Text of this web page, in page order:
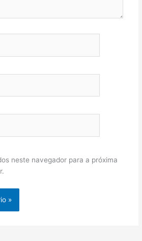
neste navegador para a próxima